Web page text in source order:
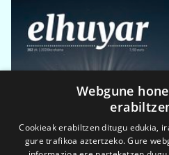
Webgune
Cookieak erabiltzen ditugu edukia,
gure trafikoa aztertzeko. Gure